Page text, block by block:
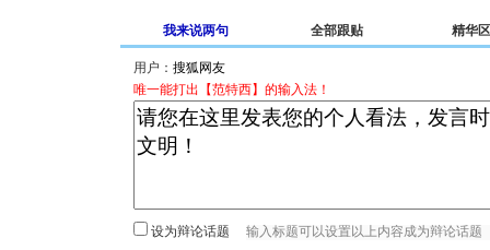
我来说两句 全部跟贴 精华区
用户：
唯一能打出【范特西】的输入法！
设为辩论话题